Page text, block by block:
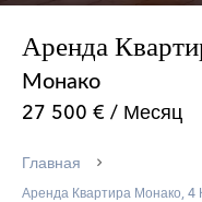
Аренда
Монако
27 500 € / Месяц
Главная
Аренда Квартира Монако,